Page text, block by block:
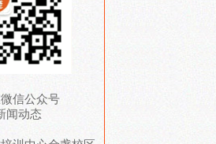
信公众号
闻动态